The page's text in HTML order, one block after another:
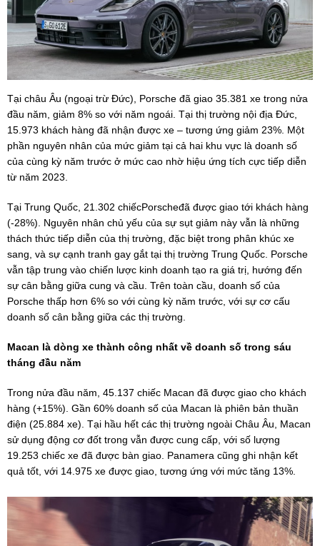
Tại châu Âu (ngoại trừ Đức), Porsche đã giao 35.381 xe trong nửa
đầu năm, giảm 8% so với năm ngoái. Tại thị trường nội địa Đức,
15.973 khách hàng đã nhận được xe – tương ứng giảm 23%. Một
phần nguyên nhân của mức giảm tại cả hai khu vực là doanh số
của cùng kỳ năm trước ở mức cao nhờ hiệu ứng tích cực tiếp diễn
từ năm 2023.
Tại Trung Quốc, 21.302 chiếcPorscheđã được giao tới khách hàng
(-28%). Nguyên nhân chủ yếu của sự sụt giảm này vẫn là những
thách thức tiếp diễn của thị trường, đặc biệt trong phân khúc xe
sang, và sự cạnh tranh gay gắt tại thị trường Trung Quốc. Porsche
vẫn tập trung vào chiến lược kinh doanh tạo ra giá trị, hướng đến
sự cân bằng giữa cung và cầu. Trên toàn cầu, doanh số của
Porsche thấp hơn 6% so với cùng kỳ năm trước, với sự cơ cấu
doanh số cân bằng giữa các thị trường.
Macan là dòng xe thành công nhất về doanh số trong sáu
tháng đầu năm
Trong nửa đầu năm, 45.137 chiếc Macan đã được giao cho khách
hàng (+15%). Gần 60% doanh số của Macan là phiên bản thuần
điện (25.884 xe). Tại hầu hết các thị trường ngoài Châu Âu, Macan
sử dụng động cơ đốt trong vẫn được cung cấp, với số lượng
19.253 chiếc xe đã được bàn giao. Panamera cũng ghi nhận kết
quả tốt, với 14.975 xe được giao, tương ứng với mức tăng 13%.